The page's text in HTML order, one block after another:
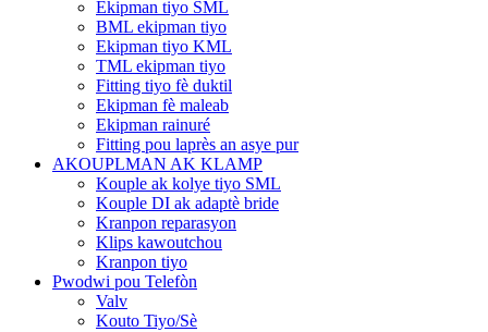
Ekipman tiyo SML
BML ekipman tiyo
Ekipman tiyo KML
TML ekipman tiyo
Fitting tiyo fè duktil
Ekipman fè maleab
Ekipman rainuré
Fitting pou laprès an asye pur
AKOUPLMAN AK KLAMP
Kouple ak kolye tiyo SML
Kouple DI ak adaptè bride
Kranpon reparasyon
Klips kawoutchou
Kranpon tiyo
Pwodwi pou Telefòn
Valv
Kouto Tiyo/Sè